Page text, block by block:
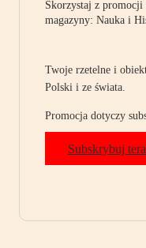
Skorzystaj z
magazyny: Nauka i
Twoje rzetelne i
Polski i ze świata.
Promocja dotyczy
Subskrybuj